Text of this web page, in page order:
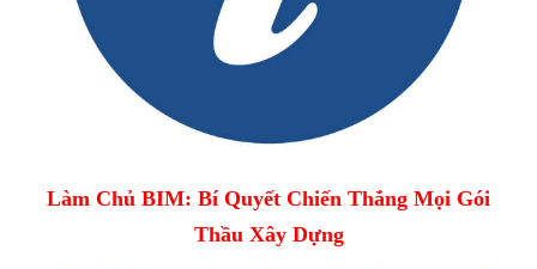
Làm Chủ BIM: Bí Quyết Chiến Thắng Mọi Gói
Thầu Xây Dựng